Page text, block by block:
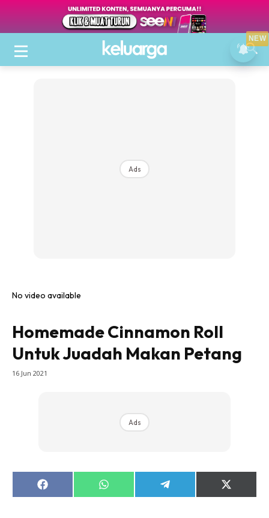
Ads
No video available
Homemade Cinnamon Roll
Untuk Juadah Makan Petang
16 Jun 2021
Ads
Share
on
Share
on
Share
on
Share
on
NEW